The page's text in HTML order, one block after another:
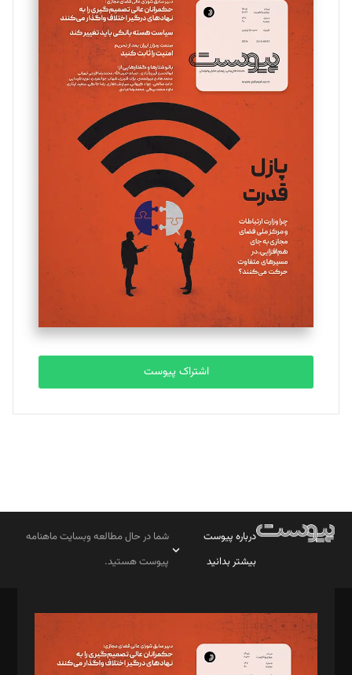
اشتراک پیوست
درباره پیوست
بیشتر بدانید
شما در حال مطالعه وبسایت ماهنامه
پیوست هستید.
مدیر مسئول: محمدباقر اثنی‌عشری
سردبیر: مهرک محمودی
دبیر تحریریه: میثم قاسمی